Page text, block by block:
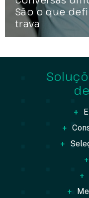
São o que
trava
+
+
+
+
+
+